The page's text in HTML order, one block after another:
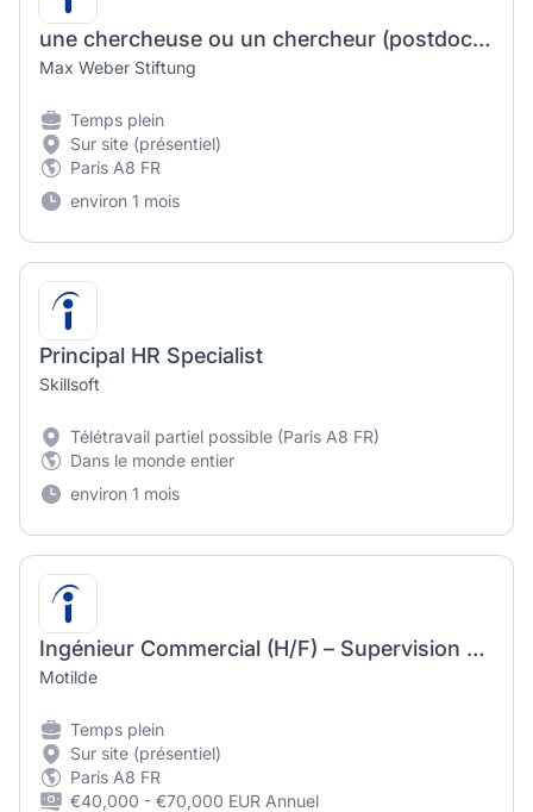
une chercheuse ou un chercheur (postdoc) pour le département d’histoire médiévale (h/f/x)
Max Weber Stiftung
Temps plein
Sur site (présentiel)
Paris A8 FR
environ 1 mois
Principal HR Specialist
Skillsoft
Télétravail partiel possible (Paris A8 FR)
Dans le monde entier
environ 1 mois
Ingénieur Commercial (H/F) – Supervision & Salles de Contrôle
Motilde
Temps plein
Sur site (présentiel)
Paris A8 FR
€40,000 - €70,000 EUR Annuel